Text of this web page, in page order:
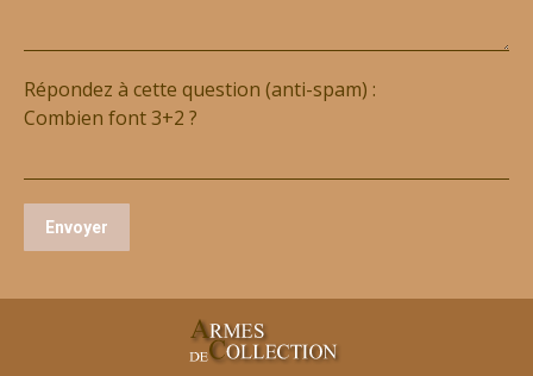
Répondez à cette question (anti-spam) :
Combien font 3+2 ?